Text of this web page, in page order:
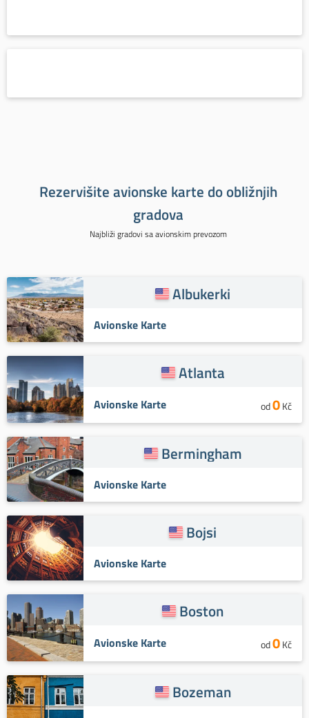
Rezervišite avionske karte do obližnjih
gradova
Najbliži gradovi sa avionskim prevozom
Albukerki
Avionske Karte
Atlanta
Avionske Karte od0Kč
Bermingham
Avionske Karte
Bojsi
Avionske Karte
Boston
Avionske Karte od0Kč
Bozeman